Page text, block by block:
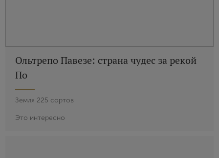
Ольтрепо Павезе: страна чудес за рекой
По
Земля 225 сортов
Это интересно